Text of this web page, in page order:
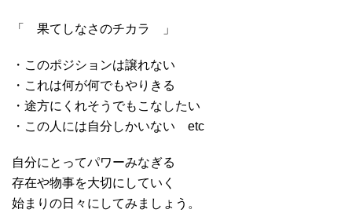
「 果てしなさのチカラ 」
・このポジションは譲れない
・これは何が何でもやりきる
・途方にくれそうでもこなしたい
・この人には自分しかいない etc
自分にとってパワーみなぎる
存在や物事を大切にしていく
始まりの日々にしてみましょう。